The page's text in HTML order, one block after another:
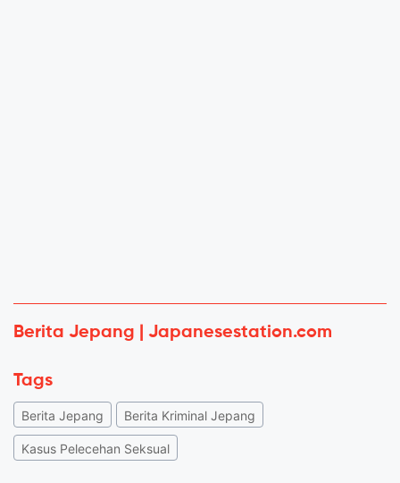
Berita Jepang | Japanesestation.com
Tags
Berita Jepang Berita Kriminal Jepang
Kasus Pelecehan Seksual